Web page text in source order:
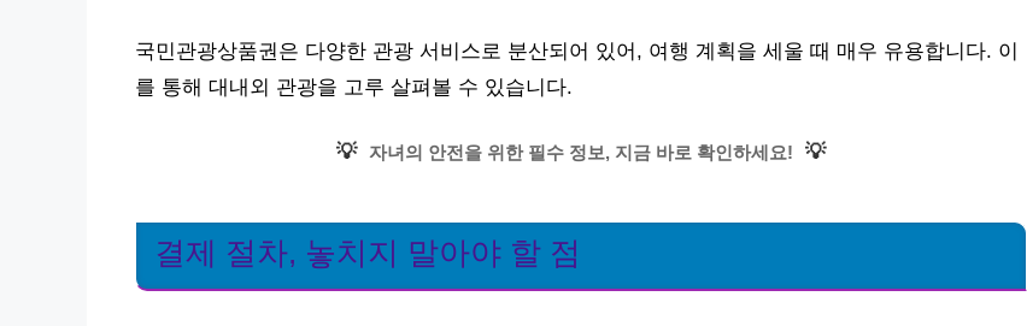
국민관광상품권은 다양한 관광 서비스로 분산되어 있어, 여행 계획을 세울 때 매우 유용합니다. 이
를 통해 대내외 관광을 고루 살펴볼 수 있습니다.
💡 자녀의 안전을 위한 필수 정보, 지금 바로 확인하세요! 💡
결제 절차, 놓치지 말아야 할 점